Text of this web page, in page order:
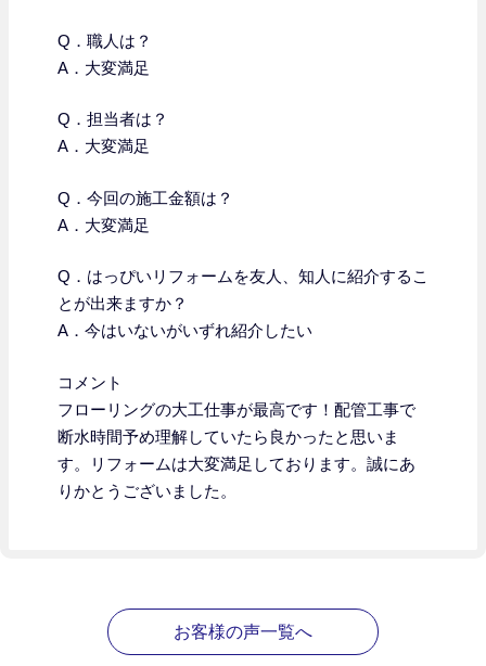
Q．職人は？
A．大変満足
Q．担当者は？
A．大変満足
Q．今回の施工金額は？
A．大変満足
Q．はっぴいリフォームを友人、知人に紹介するこ
とが出来ますか？
A．今はいないがいずれ紹介したい
コメント
フローリングの大工仕事が最高です！配管工事で
断水時間予め理解していたら良かったと思いま
す。リフォームは大変満足しております。誠にあ
りかとうございました。
お客様の声一覧へ